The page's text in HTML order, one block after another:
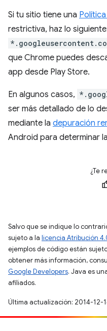
Si tu sitio tiene una
restrictiva, haz lo
que Chrome puedes
app desde Play Store.
En algunos casos,
ser más detallado de lo
mediante la depuración
Android para determinar
¿Te
Salvo que se indique lo
sujeto a la licencia Atribución
ejemplos de código están
obtener más información,
Google Developers. Java es
afiliados.
Última actualización: 2014-12-